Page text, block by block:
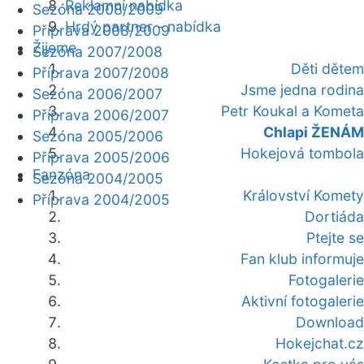
Reklamní nabídka
Hrdý partner - nabídka
Žijeme
Děti dětem
Jsme jedna rodina
Petr Koukal a Kometa
Chlapi ŽENÁM
Hokejová tombola
Fanzóna
Království Komety
Dortiáda
Ptejte se
Fan klub informuje
Fotogalerie
Aktivní fotogalerie
Download
Hokejchat.cz
Sezóna 2008/2009
Příprava 2008/2009
Sezóna 2007/2008
Příprava 2007/2008
Sezóna 2006/2007
Příprava 2006/2007
Sezóna 2005/2006
Příprava 2005/2006
Sezóna 2004/2005
Příprava 2004/2005